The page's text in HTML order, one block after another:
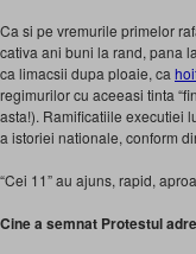
Ca si pe vremurile primelor
cativa ani buni la rand, pana
ca limacsii dupa ploaie, ca
regimurilor cu aceeasi tinta
asta!). Ramificatiile executiei
a istoriei nationale, conform
“Cei 11” au ajuns, rapid,
Cine a semnat Protestul